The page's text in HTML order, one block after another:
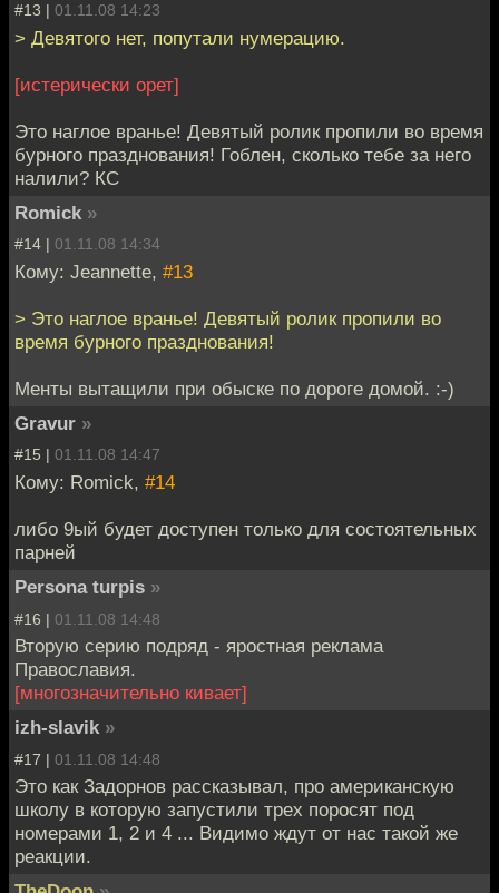
#13 | 01.11.08 14:23
> Девятого нет, попутали нумерацию.
[истерически орет]
Это наглое вранье! Девятый ролик пропили во время
бурного празднования! Гоблен, сколько тебе за него
налили? КС
Romick »
#14 | 01.11.08 14:34
Кому: Jeannette, #13
> Это наглое вранье! Девятый ролик пропили во
время бурного празднования!
Менты вытащили при обыске по дороге домой. :-)
Gravur »
#15 | 01.11.08 14:47
Кому: Romick, #14
либо 9ый будет доступен только для состоятельных
парней
Persona turpis »
#16 | 01.11.08 14:48
Вторую серию подряд - яростная реклама
Православия.
[многозначительно кивает]
izh-slavik »
#17 | 01.11.08 14:48
Это как Задорнов рассказывал, про американскую
школу в которую запустили трех поросят под
номерами 1, 2 и 4 ... Видимо ждут от нас такой же
реакции.